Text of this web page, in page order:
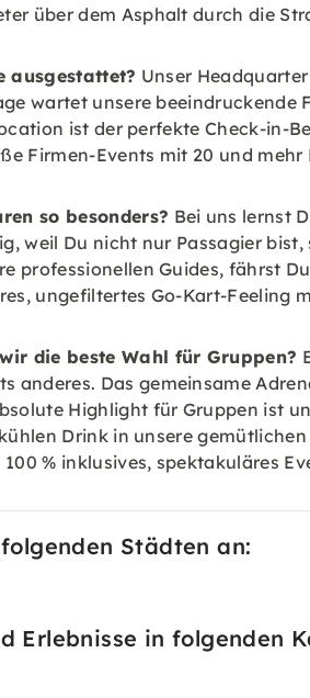
über dem Asphalt durch die
ausgestattet? Unser
wartet unsere
ist der perfekte Check-in-
Firmen-Events mit 20 und
so besonders? Bei uns lernst
weil Du nicht nur Passagier
professionellen Guides, fährst
ungefiltertes Go-Kart-Feeling
die beste Wahl für Gruppen?
anderes. Das gemeinsame
Highlight für Gruppen ist
Drink in unsere
% inklusives, spektakuläres
Städten an:
Erlebnisse in folgenden